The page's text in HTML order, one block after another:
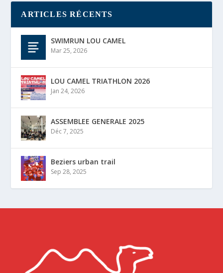
ARTICLES RÉCENTS
SWIMRUN LOU CAMEL
Mar 25, 2026
LOU CAMEL TRIATHLON 2026
Jan 24, 2026
ASSEMBLEE GENERALE 2025
Déc 7, 2025
Beziers urban trail
Sep 28, 2025